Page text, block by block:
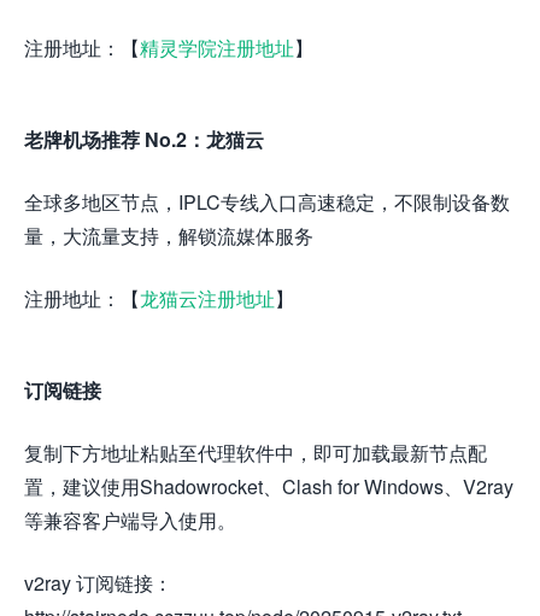
注册地址：【精灵学院注册地址】
老牌机场推荐 No.2：龙猫云
全球多地区节点，IPLC专线入口高速稳定，不限制设备数
量，大流量支持，解锁流媒体服务
注册地址：【龙猫云注册地址】
订阅链接
复制下方地址粘贴至代理软件中，即可加载最新节点配
置，建议使用Shadowrocket、Clash for Windows、V2ray
等兼容客户端导入使用。
v2ray 订阅链接：